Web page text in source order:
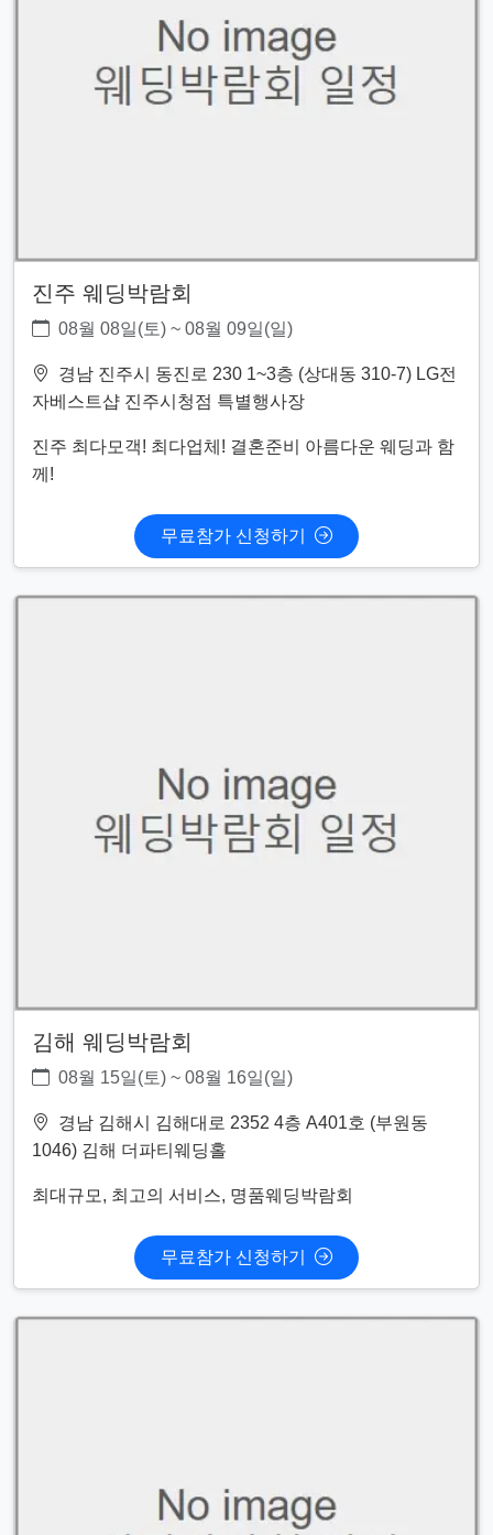
진주 웨딩박람회
08월 08일(토) ~ 08월 09일(일)
경남 진주시 동진로 230 1~3층 (상대동 310-7) LG전
자베스트샵 진주시청점 특별행사장
진주 최다모객! 최다업체! 결혼준비 아름다운 웨딩과 함
께!
무료참가 신청하기
김해 웨딩박람회
08월 15일(토) ~ 08월 16일(일)
경남 김해시 김해대로 2352 4층 A401호 (부원동
1046) 김해 더파티웨딩홀
최대규모, 최고의 서비스, 명품웨딩박람회
무료참가 신청하기